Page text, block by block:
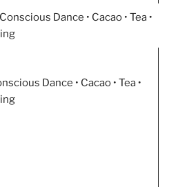
Dance • Cacao • Tea •